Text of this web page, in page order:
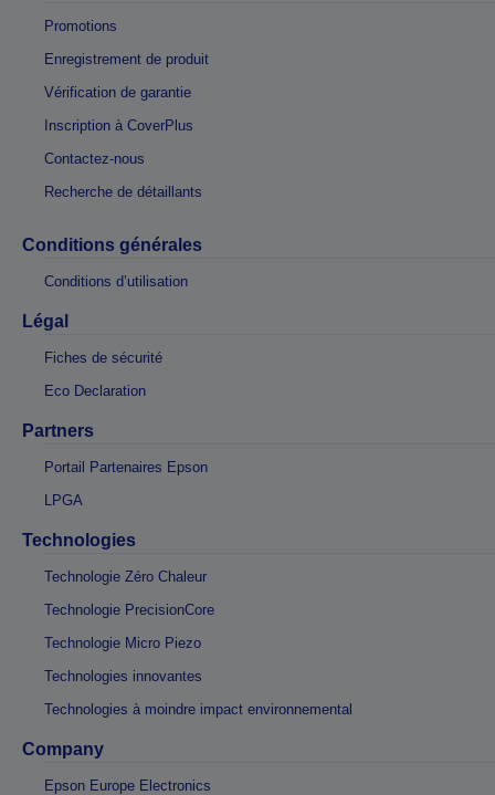
Promotions
Enregistrement de produit
Vérification de garantie
Inscription à CoverPlus
Contactez-nous
Recherche de détaillants
Conditions générales
Conditions d’utilisation
Légal
Fiches de sécurité
Eco Declaration
Partners
Portail Partenaires Epson
LPGA
Technologies
Technologie Zéro Chaleur
Technologie PrecisionCore
Technologie Micro Piezo
Technologies innovantes
Technologies à moindre impact environnemental
Company
Epson Europe Electronics